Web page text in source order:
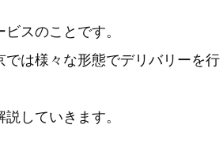
スのことです。
は様々な形態でデリバリーを行
していきます。